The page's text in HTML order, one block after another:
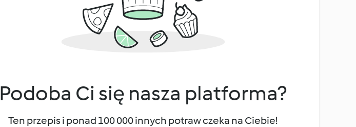
Podoba Ci się nasza platforma?
Ten przepis i ponad 100 000 innych potraw czeka na Ciebie!